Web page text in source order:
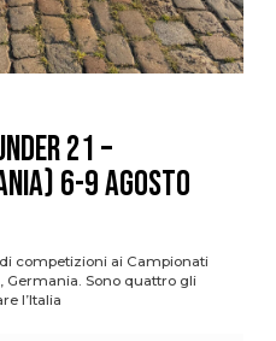
21 –
6-9 agosto
competizioni ai Campionati
Germania. Sono quattro gli
l’Italia